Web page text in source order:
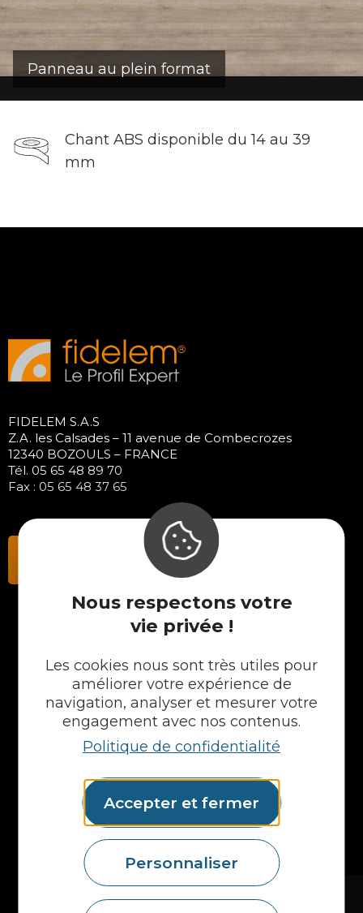
Nous respectons votre
vie privée !
Les cookies nous sont très utiles pour
améliorer votre expérience de
navigation, analyser et mesurer votre
engagement avec nos contenus.
Politique de confidentialité
Accepter et fermer
Personnaliser
Panneau au plein format
Chant ABS disponible du 14 au 39
mm
FIDELEM S.A.S
Z.A. les Calsades – 11 avenue de Combecrozes
12340 BOZOULS – FRANCE
Tél. 05 65 48 89 70
Fax : 05 65 48 37 65
Contactez-nous
Plans en Stratifié
Plans en Compact
Crédences
Cuves
Portes et façades
Formes spéciales
Etagères
Accessoires
Plans vasques
Mural
MAIS AUSSI...